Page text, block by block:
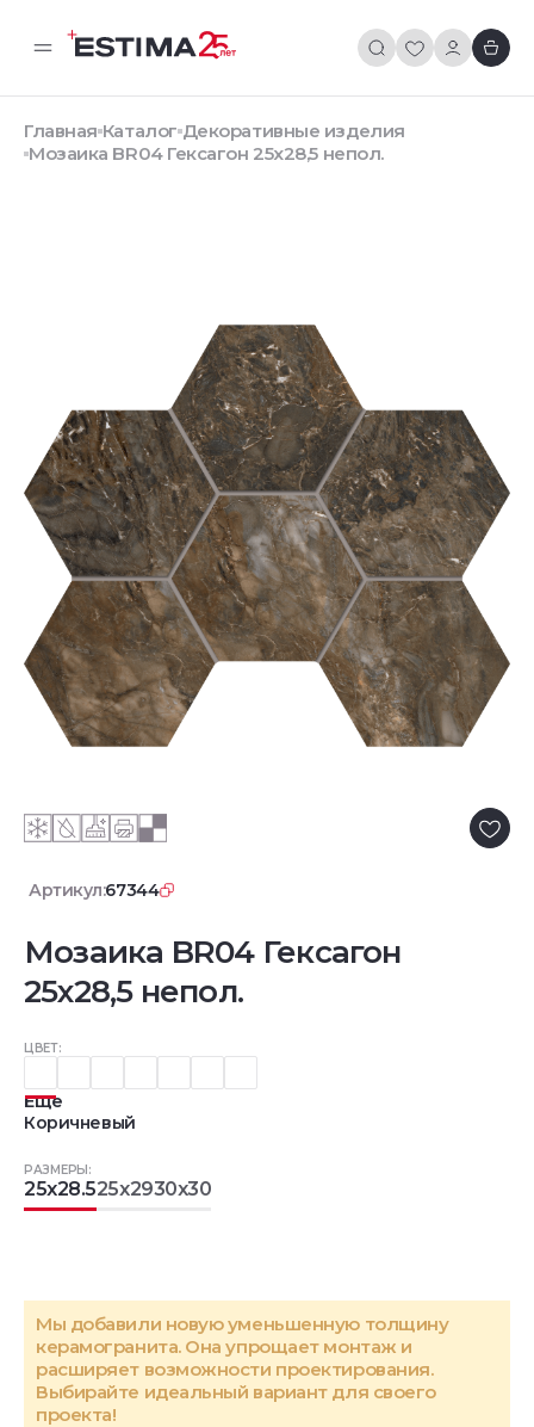
Главная Каталог Декоративные изделия
Мозаика BR04 Гексагон 25x28,5 непол.
Артикул:67344
Мозаика BR04 Гексагон
25x28,5 непол.
ЦВЕТ:
Еще
Коричневый
РАЗМЕРЫ:
25x28.525x2930x30
Мы добавили новую уменьшенную толщину
керамогранита. Она упрощает монтаж и
расширяет возможности проектирования.
Выбирайте идеальный вариант для своего
проекта!